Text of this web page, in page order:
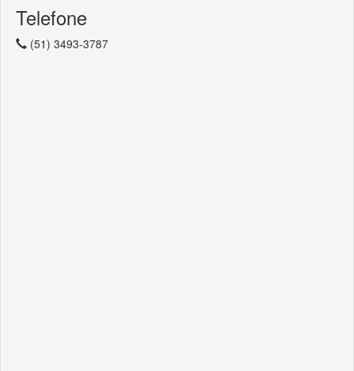
Telefone
(51) 3493-3787